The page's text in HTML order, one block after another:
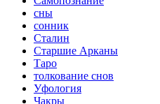
сны
сонник
Сталин
Старшие Арканы
Таро
толкование снов
Уфология
Чакры